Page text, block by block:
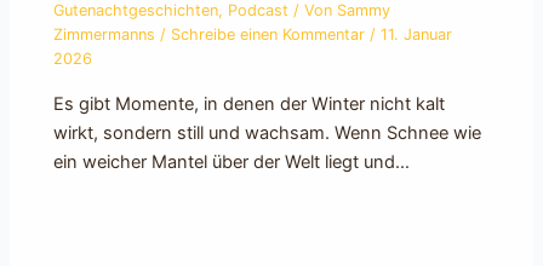
Gutenachtgeschichten, Podcast / Von Sammy
Zimmermanns/ Schreibe einen Kommentar /11. Januar
2026
Es gibt Momente, in denen der Winter nicht kalt
wirkt, sondern still und wachsam. Wenn Schnee wie
ein weicher Mantel über der Welt liegt und…